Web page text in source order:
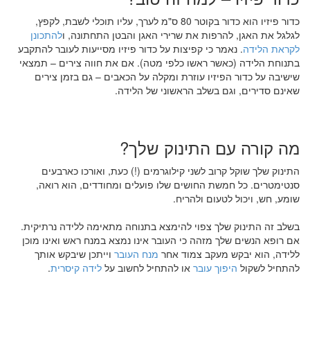
כדור פיזיו הוא כדור בקוטר 80 ס"מ לערך, עליו תוכלי לשבת, לקפץ,
לגלגל את האגן, להרפות את שרירי האגן והבטן התחתונה, ולהתכונן
לקראת הלידה. נאמר כי קפיצות על כדור פיזיו מסייעות לעובר להתקבע
בתנוחת הלידה (כאשר ראשו כלפי מטה). אם את חווה צירים – תמצאי
שישיבה על כדור הפיזיו עוזרת ומקלה על הכאבים – גם בזמן צירים
שאינם סדירים, וגם בשלב הראשוני של הלידה.
מה קורה עם התינוק שלך?
התינוק שלך שוקל קרוב לשני קילוגרמים (!) כעת, ואורכו כארבעים
סנטימטרים. כל חמשת החושים שלו פועלים ומחודדים, הוא רואה,
שומע, חש, ויכול לטעום ולהריח.
בשלב זה התינוק שלך צפוי להימצא בתנוחה מתאימה ללידה נרתיקית.
אם רופא הנשים שלך מזהה כי העובר אינו נמצא במנח ראש ואינו מוכן
ללידה, הוא יבקש מעקב צמוד אחר מנח העובר וייתכן שיבקש אותך
להתחיל לשקול היפוך עובר או להתחיל לחשוב על לידה קיסרית.